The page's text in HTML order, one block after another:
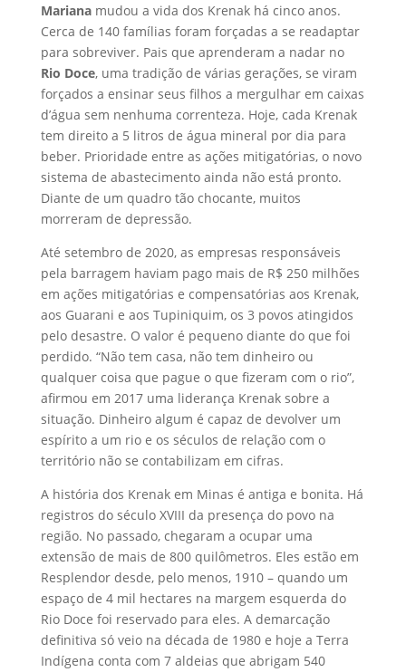
Marianamudou a vida dos Krenak há cinco anos.
Cerca de 140 famílias foram forçadas a se readaptar
para sobreviver. Pais que aprenderam a nadar no
Rio Doce, uma tradição de várias gerações, se viram
forçados a ensinar seus filhos a mergulhar em caixas
d’água sem nenhuma correnteza. Hoje, cada Krenak
tem direito a 5 litros de água mineral por dia para
beber. Prioridade entre as ações mitigatórias, o novo
sistema de abastecimento ainda não está pronto.
Diante de um quadro tão chocante, muitos
morreram de depressão.
Até setembro de 2020, as empresas responsáveis
pela barragem haviam pago mais de R$ 250 milhões
em ações mitigatórias e compensatórias aos Krenak,
aos Guarani e aos Tupiniquim, os 3 povos atingidos
pelo desastre. O valor é pequeno diante do que foi
perdido. “Não tem casa, não tem dinheiro ou
qualquer coisa que pague o que fizeram com o rio”,
afirmou em 2017 uma liderança Krenak sobre a
situação. Dinheiro algum é capaz de devolver um
espírito a um rio e os séculos de relação com o
território não se contabilizam em cifras.
A história dos Krenak em Minas é antiga e bonita. Há
registros do século XVIII da presença do povo na
região. No passado, chegaram a ocupar uma
extensão de mais de 800 quilômetros. Eles estão em
Resplendor desde, pelo menos, 1910 – quando um
espaço de 4 mil hectares na margem esquerda do
Rio Doce foi reservado para eles. A demarcação
definitiva só veio na década de 1980 e hoje a Terra
Indígena conta com 7 aldeias que abrigam 540